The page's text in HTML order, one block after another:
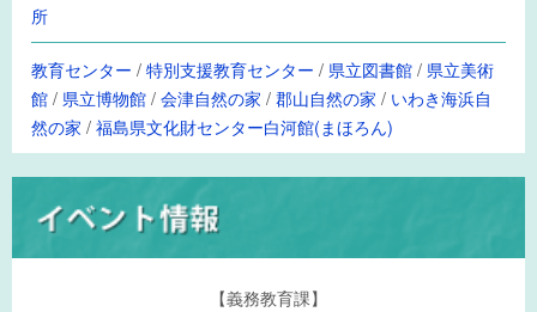
所
教育センター /特別支援教育センター / 県立図書館/ 県立美術
館/ 県立博物館/会津自然の家 /郡山自然の家 / いわき海浜自
然の家 /福島県文化財センター白河館(まほろん)
【義務教育課】